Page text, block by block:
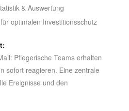
& Auswertung
optimalen Investitionsschutz
Pflegerische Teams erhalten
sofort reagieren. Eine zentrale
Ereignisse und den